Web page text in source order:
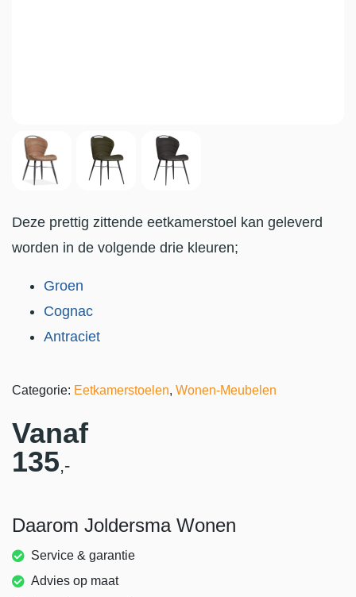
Deze prettig zittende eetkamerstoel kan geleverd
worden in de volgende drie kleuren;
Groen
Cognac
Antraciet
Categorie: Eetkamerstoelen, Wonen-Meubelen
Vanaf
135,-
Daarom Joldersma Wonen
Service & garantie
Advies op maat